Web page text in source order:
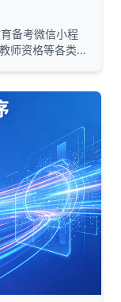
备考微信小程
师资格等各类职